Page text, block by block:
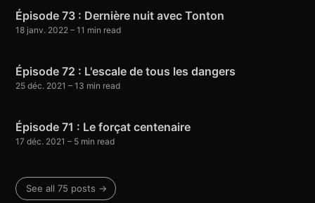
Épisode 73 : Dernière nuit avec Tonton
18 janv. 2022 – 11 min read
Épisode 72 : L'escale de tous les dangers
25 déc. 2021 – 13 min read
Épisode 71 : Le forçat centenaire
17 déc. 2021 – 5 min read
See all 75 posts →